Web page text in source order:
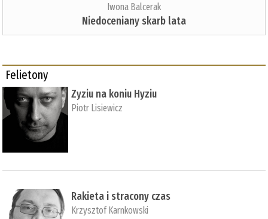
Iwona Balcerak
Niedoceniany skarb lata
Felietony
Zyziu na koniu Hyziu
Piotr Lisiewicz
Rakieta i stracony czas
Krzysztof Karnkowski